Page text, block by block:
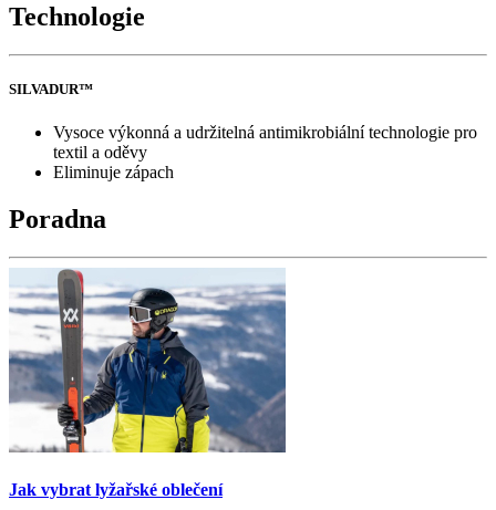
Technologie
SILVADUR™
Vysoce výkonná a udržitelná antimikrobiální technologie pro
textil a oděvy
Eliminuje zápach
Poradna
Jak vybrat lyžařské oblečení